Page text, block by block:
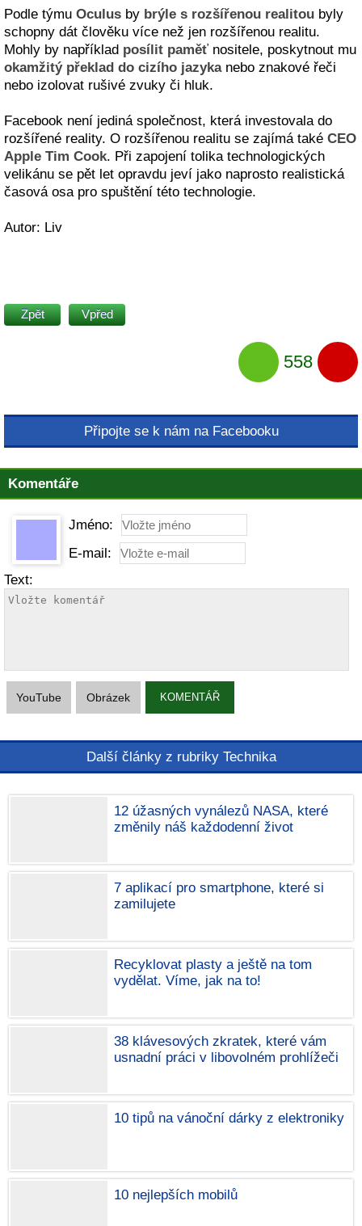
Podle týmu Oculus by brýle s rozšířenou realitou byly
schopny dát člověku více než jen rozšířenou realitu.
Mohly by například posílit paměťnositele, poskytnout mu
okamžitý překlad do cizího jazykanebo znakové řeči
nebo izolovat rušivé zvuky či hluk.
Facebook není jediná společnost, která investovala do
rozšířené reality. O rozšířenou realitu se zajímá také CEO
Apple Tim Cook. Při zapojení tolika technologických
velikánu se pět let opravdu jeví jako naprosto realistická
časová osa pro spuštění této technologie.
Autor: Liv
Zpět Vpřed
558
Připojte se k nám na Facebooku
Komentáře
Jméno:
E-mail:
Text:
YouTube Obrázek KOMENTÁŘ
Další články z rubriky Technika
12 úžasných vynálezů NASA, které
změnily náš každodenní život
7 aplikací pro smartphone, které si
zamilujete
Recyklovat plasty a ještě na tom
vydělat. Víme, jak na to!
38 klávesových zkratek, které vám
usnadní práci v libovolném prohlížeči
10 tipů na vánoční dárky z elektroniky
10 nejlepších mobilů